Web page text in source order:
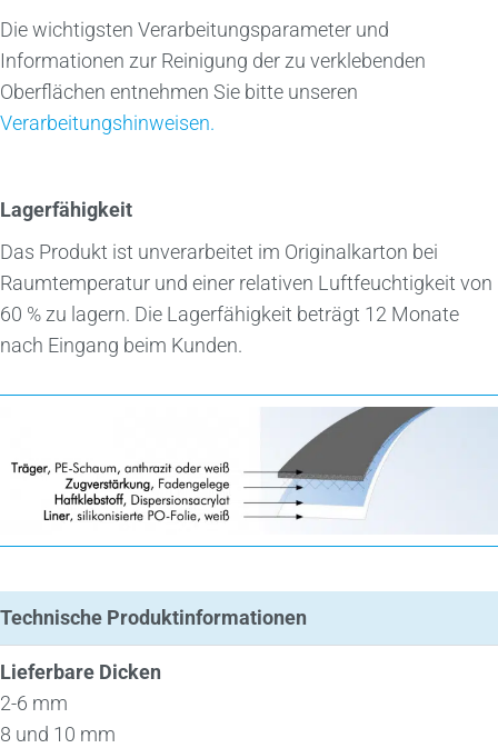
Die wichtigsten Verarbeitungsparameter und
Informationen zur Reinigung der zu verklebenden
Oberflächen entnehmen Sie bitte unseren
Verarbeitungshinweisen.
Lagerfähigkeit
Das Produkt ist unverarbeitet im Originalkarton bei
Raumtemperatur und einer relativen Luftfeuchtigkeit von
60 % zu lagern. Die Lagerfähigkeit beträgt 12 Monate
nach Eingang beim Kunden.
Technische Produktinformationen
Lieferbare Dicken
2-6 mm
8 und 10 mm